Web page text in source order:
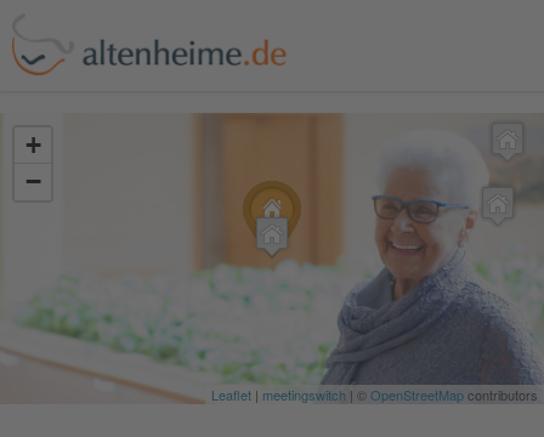
+
−
Leaflet | meetingswitch | ©OpenStreetMapcontributors